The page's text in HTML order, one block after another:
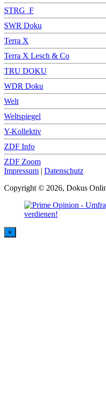
STRG_F
SWR Doku
Terra X
Terra X Lesch & Co
TRU DOKU
WDR Doku
Welt
Weltspiegel
Y-Kollektiv
ZDF Info
ZDF Zoom
Impressum | Datenschutz
Copyright © 2026, Dokus
×